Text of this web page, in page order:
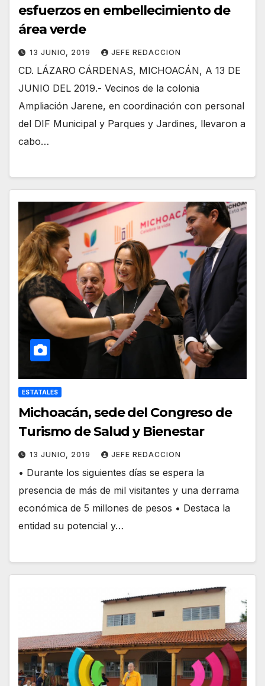
esfuerzos en embellecimiento de
área verde
13 JUNIO, 2019 JEFE REDACCION
CD. LÁZARO CÁRDENAS, MICHOACÁN, A 13 DE
JUNIO DEL 2019.- Vecinos de la colonia
Ampliación Jarene, en coordinación con personal
del DIF Municipal y Parques y Jardines, llevaron a
cabo…
ESTATALES
Michoacán, sede del Congreso de
Turismo de Salud y Bienestar
13 JUNIO, 2019 JEFE REDACCION
• Durante los siguientes días se espera la
presencia de más de mil visitantes y una derrama
económica de 5 millones de pesos • Destaca la
entidad su potencial y…